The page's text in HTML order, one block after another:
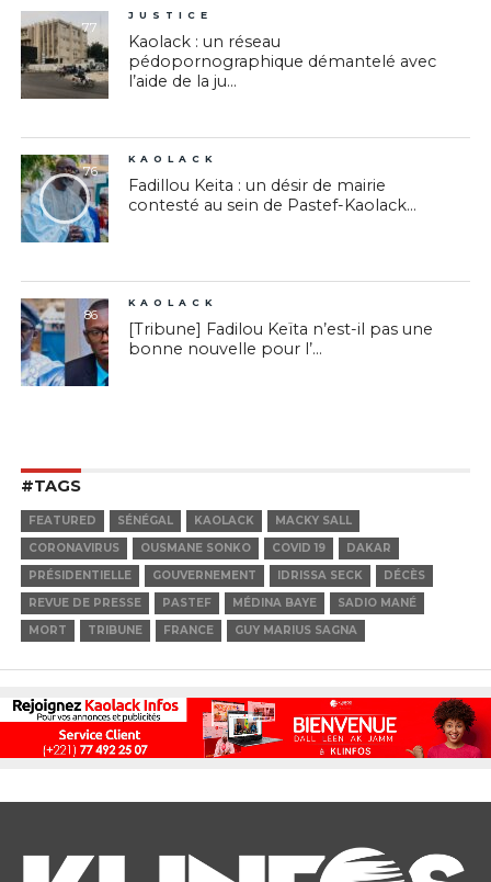
77
JUSTICE
Kaolack : un réseau
pédopornographique démantelé avec
l’aide de la ju...
76
KAOLACK
Fadillou Keita : un désir de mairie
contesté au sein de Pastef-Kaolack...
86
KAOLACK
[Tribune] Fadilou Keïta n’est-il pas une
bonne nouvelle pour l’...
#TAGS
FEATURED SÉNÉGAL KAOLACK
MACKY SALL
CORONAVIRUS
OUSMANE SONKO COVID 19
DAKAR
PRÉSIDENTIELLE
GOUVERNEMENT IDRISSA SECK
DÉCÈS
REVUE DE PRESSE
PASTEF MÉDINA BAYE
SADIO MANÉ
MORT
TRIBUNE FRANCE GUY MARIUS SAGNA